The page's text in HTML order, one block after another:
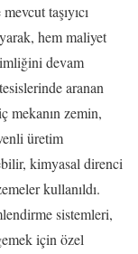
taşıyıcı
hem maliyet
devam
aranan
mekanın zemin,
üretim
kimyasal direnci
kullanıldı.
sistemleri,
için özel